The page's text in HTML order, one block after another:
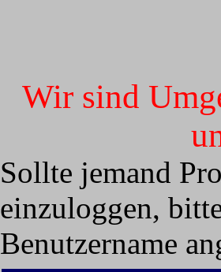
Wir sind
Sollte jemand
einzuloggen,
Benutzername